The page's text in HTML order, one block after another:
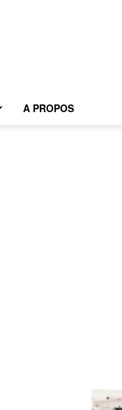
A PROPOS